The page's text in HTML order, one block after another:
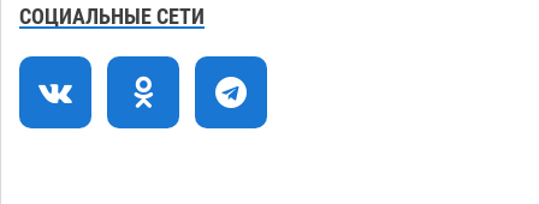
09:54
Астраханский детский омбудсмен
родительские права
09:13
В Астрахани купеческий банк укроют
новой крышей за шестнадцать
СОЦИАЛЬНЫЕ СЕТИ